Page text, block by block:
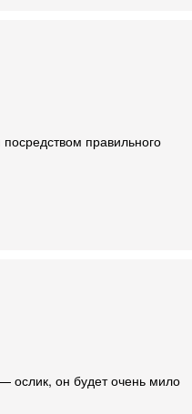
правильного
ослик, он будет очень мило